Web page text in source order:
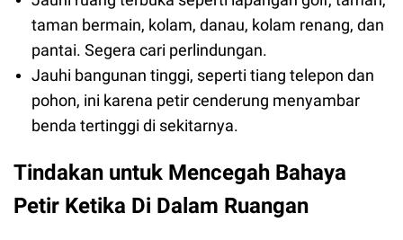
taman bermain, kolam, danau, kolam renang, dan
pantai. Segera cari perlindungan.
Jauhi bangunan tinggi, seperti tiang telepon dan
pohon, ini karena petir cenderung menyambar
benda tertinggi di sekitarnya.
Tindakan untuk Mencegah Bahaya
Petir Ketika Di Dalam Ruangan